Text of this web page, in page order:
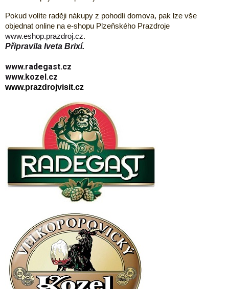
Pokud volíte raději nákupy z pohodlí domova, pak lze vše
objednat online na e-shopu Plzeňského Prazdroje
www.eshop.prazdroj.cz.
Připravila Iveta Brixí.
www.radegast.cz
www.kozel.cz
www.prazdrojvisit.cz